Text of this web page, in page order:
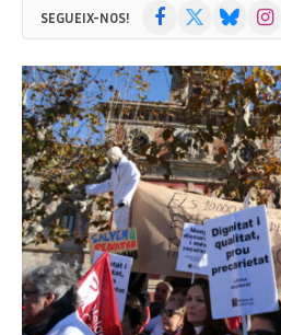
SEGUEIX-NOS! Facebook Bluesky